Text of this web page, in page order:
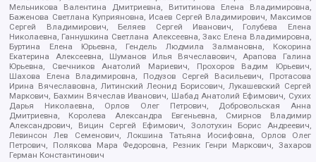
Мельникова Валентина Дмитриевна, Вититинова Елена Владимировна,
Баженова Светлана Куприяновна, Исаев Сергей Владимирович, Максимов
Сергей Владимирович, Беляев Сергей Иванович, Голубева Елена
Николаевна, Ганнушкина Светлана Алексеевна, Закс Елена Владимировна,
Буртина Елена Юрьевна, Гендель Людмила Залмановна, Кокорина
Екатерина Алексеевна, Шуманов Илья Вячеславович, Арапова Галина
Юрьевна, Свечников Анатолий Мариевич, Прохоров Вадим Юрьевич,
Шахова Елена Владимировна, Подузов Сергей Васильевич, Протасова
Ирина Вячеславовна, Литинский Леонид Борисович, Лукашевский Сергей
Маркович, Бахмин Вячеслав Иванович, Шабад Анатолий Ефимович, Сухих
Дарья Николаевна, Орлов Олег Петрович, Добровольская Анна
Дмитриевна, Королева Александра Евгеньевна, Смирнов Владимир
Александрович, Вицин Сергей Ефимович, Золотухин Борис Андреевич,
Левинсон Лев Семенович, Локшина Татьяна Иосифовна, Орлов Олег
Петрович, Полякова Мара Федоровна, Резник Генри Маркович, Захаров
Герман Константинович